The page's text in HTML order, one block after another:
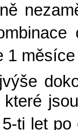
1
ti let